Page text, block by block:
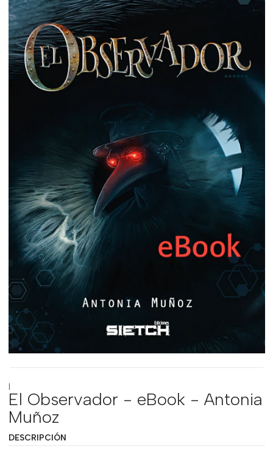
El Observador - eBook - Antonia
Muñoz
DESCRIPCIÓN